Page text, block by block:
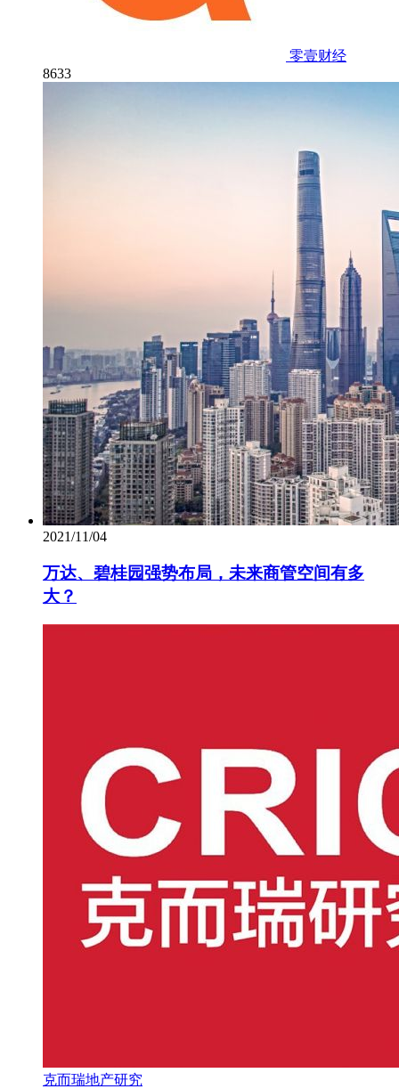
零壹财经
8633
2021/11/04
万达、碧桂园强势布局，未来商管空间有多
大？
克而瑞地产研究